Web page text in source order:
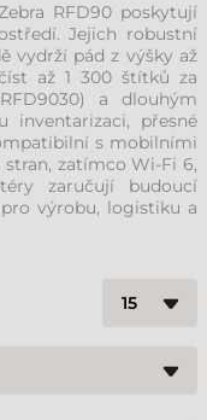
RFD90 poskytují
Jejich robustní
vydrží pád z výšky až
až 1 300 štítků za
a dlouhým
inventarizaci, přesné
s mobilními
zatímco Wi-Fi 6,
zaručují budoucí
výrobu, logistiku a